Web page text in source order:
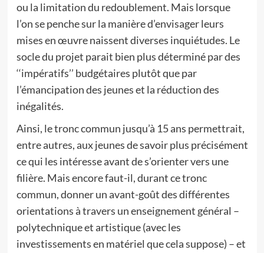
ou la limitation du redoublement. Mais lorsque
l’on se penche sur la manière d’envisager leurs
mises en œuvre naissent diverses inquiétudes. Le
socle du projet parait bien plus déterminé par des
‘‘impératifs’’ budgétaires plutôt que par
l’émancipation des jeunes et la réduction des
inégalités.
Ainsi, le tronc commun jusqu’à 15 ans permettrait,
entre autres, aux jeunes de savoir plus précisément
ce qui les intéresse avant de s’orienter vers une
filière. Mais encore faut-il, durant ce tronc
commun, donner un avant-goût des différentes
orientations à travers un enseignement général –
polytechnique et artistique (avec les
investissements en matériel que cela suppose) – et